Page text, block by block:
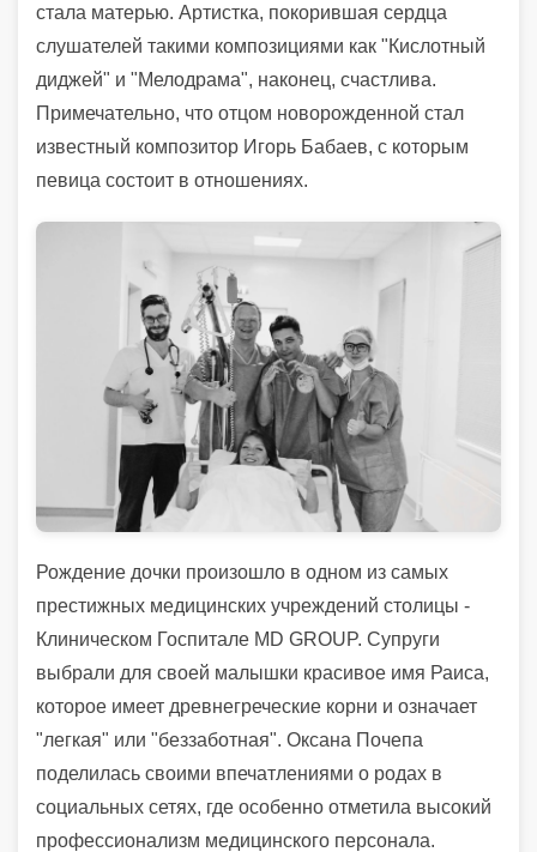
стала матерью. Артистка, покорившая сердца
слушателей такими композициями как "Кислотный
диджей" и "Мелодрама", наконец, счастлива.
Примечательно, что отцом новорожденной стал
известный композитор Игорь Бабаев, с которым
певица состоит в отношениях.
Рождение дочки произошло в одном из самых
престижных медицинских учреждений столицы -
Клиническом Госпитале MD GROUP. Супруги
выбрали для своей малышки красивое имя Раиса,
которое имеет древнегреческие корни и означает
"легкая" или "беззаботная". Оксана Почепа
поделилась своими впечатлениями о родах в
социальных сетях, где особенно отметила высокий
профессионализм медицинского персонала.